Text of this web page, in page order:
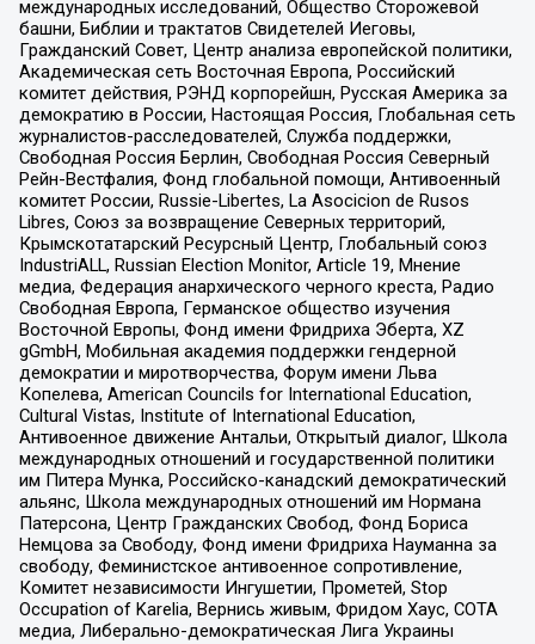
международных исследований, Общество Сторожевой
башни, Библии и трактатов Свидетелей Иеговы,
Гражданский Совет, Центр анализа европейской политики,
Академическая сеть Восточная Европа, Российский
комитет действия, РЭНД корпорейшн, Русская Америка за
демократию в России, Настоящая Россия, Глобальная сеть
журналистов-расследователей, Служба поддержки,
Свободная Россия Берлин, Свободная Россия Северный
Рейн-Вестфалия, Фонд глобальной помощи, Антивоенный
комитет России, Russie-Libertes, La Asocicion de Rusos
Libres, Союз за возвращение Северных территорий,
Крымскотатарский Ресурсный Центр, Глобальный союз
IndustriALL, Russian Election Monitor, Article 19, Мнение
медиа, Федерация анархического черного креста, Радио
Свободная Европа, Германское общество изучения
Восточной Европы, Фонд имени Фридриха Эберта, XZ
gGmbH, Мобильная академия поддержки гендерной
демократии и миротворчества, Форум имени Льва
Копелева, American Councils for International Education,
Cultural Vistas, Institute of International Education,
Антивоенное движение Антальи, Открытый диалог, Школа
международных отношений и государственной политики
им Питера Мунка, Российско-канадский демократический
альянс, Школа международных отношений им Нормана
Патерсона, Центр Гражданских Свобод, Фонд Бориса
Немцова за Свободу, Фонд имени Фридриха Науманна за
свободу, Феминистское антивоенное сопротивление,
Комитет независимости Ингушетии, Прометей, Stop
Occupation of Karelia, Вернись живым, Фридом Хаус, СОТА
медиа, Либерально-демократическая Лига Украины